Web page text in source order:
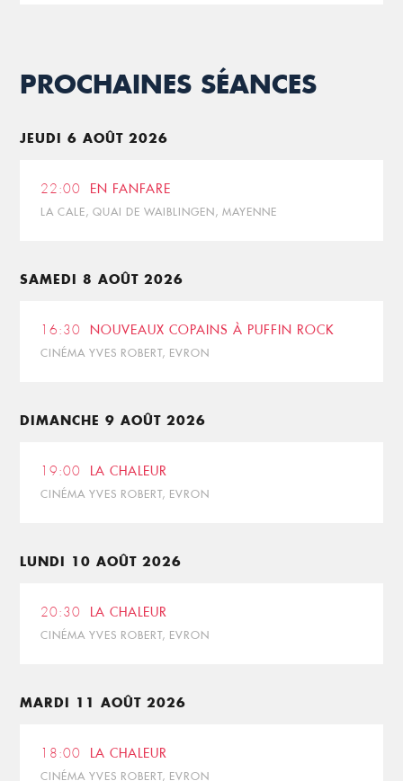
PROCHAINES SÉANCES
JEUDI 6 AOÛT 2026
22:00 EN FANFARE
LA CALE, QUAI DE WAIBLINGEN, MAYENNE
SAMEDI 8 AOÛT 2026
16:30 NOUVEAUX COPAINS À PUFFIN ROCK
CINÉMA YVES ROBERT, EVRON
DIMANCHE 9 AOÛT 2026
19:00 LA CHALEUR
CINÉMA YVES ROBERT, EVRON
LUNDI 10 AOÛT 2026
20:30 LA CHALEUR
CINÉMA YVES ROBERT, EVRON
MARDI 11 AOÛT 2026
18:00 LA CHALEUR
CINÉMA YVES ROBERT, EVRON